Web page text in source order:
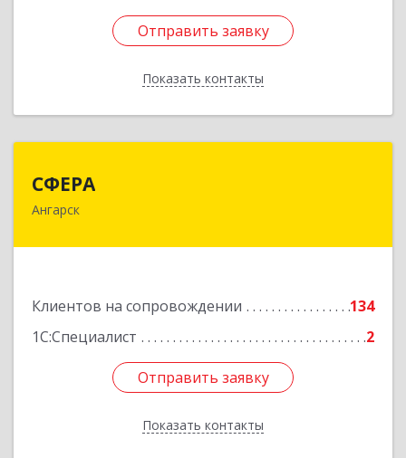
Отправить заявку
Показать контакты
Отправить заявку
Назад
СФЕРА
Ангарск
Клиентов на сопровождении
134
1С:Специалист
2
Отправить заявку
Показать контакты
665816, Иркутская обл, Ангарск г, 177-й кв-л,
Отправить заявку
Назад